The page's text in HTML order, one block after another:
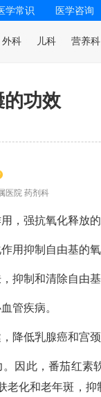
学常识 医学咨询
外科 儿科 营养科
功效
医院 药剂科
，强抗氧化释放
用抑制自由基的
抑制和清除自由
管疾病。
降低乳腺癌和宫颈
因此，番茄红素
老化和老年斑，